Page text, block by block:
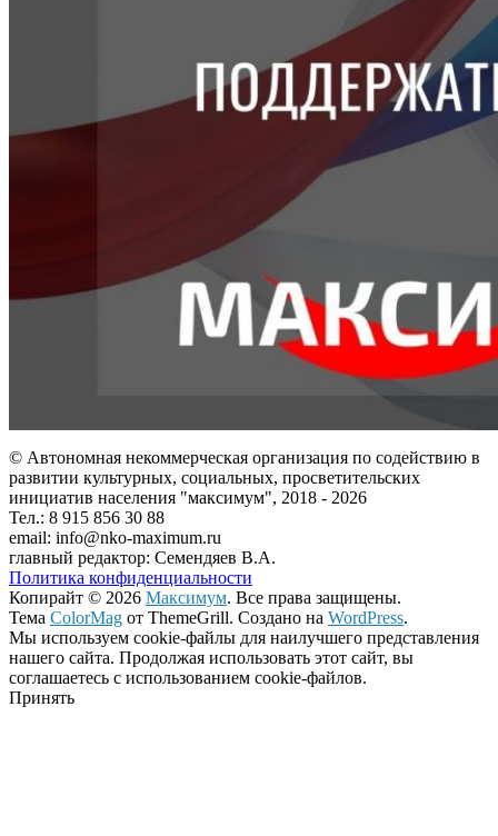
© Автономная некоммерческая организация по содействию в
развитии культурных, социальных, просветительских
инициатив населения "максимум", 2018 - 2026
Тел.: 8 915 856 30 88
email: info@nko-maximum.ru
главный редактор: Семендяев В.А.
Политика конфиденциальности
Копирайт © 2026 Максимум. Все права защищены.
Тема ColorMag от ThemeGrill. Создано на WordPress.
Мы используем cookie-файлы для наилучшего представления
нашего сайта. Продолжая использовать этот сайт, вы
соглашаетесь с использованием cookie-файлов.
Принять